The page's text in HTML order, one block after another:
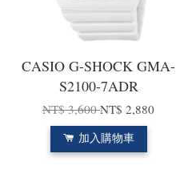
CASIO G-SHOCK GMA-
S2100-7ADR
NT$ 3,600NT$ 2,880
加入購物車